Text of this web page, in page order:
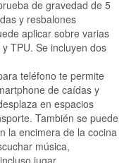
de gravedad de 5
y resbalones
aplicar sobre varias
TPU. Se incluyen dos
teléfono te permite
de caídas y
en espacios
También se puede
la encimera de la cocina
música,
jugar.